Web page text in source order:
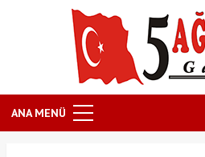
ANA MENÜ